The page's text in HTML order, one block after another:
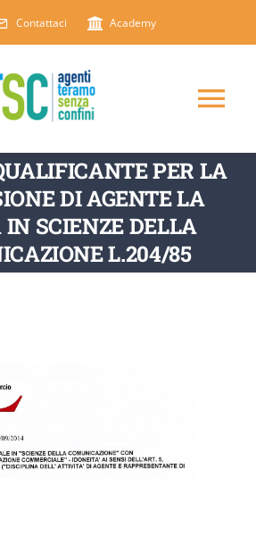
Contattaci Academy
PER LA
DI AGENTE LA
SCIENZE DELLA
L.204/85